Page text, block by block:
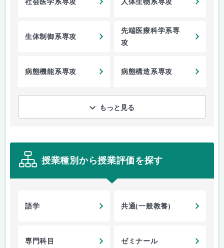
社会医学系専攻 人体生物系専攻
生体制御系専攻
先端医療科学系専
攻
病態機能系専攻 病態構造系専攻
もっと見る
授業種別から授業評価を探す
語学 共通(一般教養)
専門科目 ゼミナール